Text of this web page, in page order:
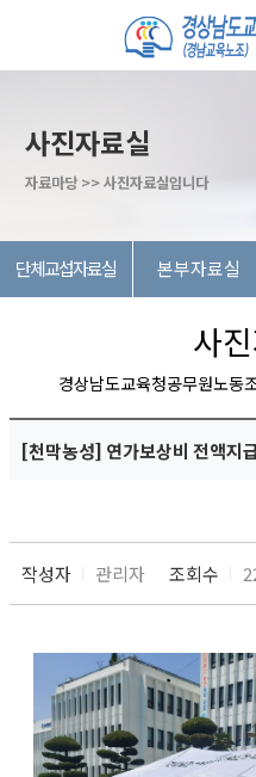
사진자료실
자료마당 >> 사진자료실입니다
단체교섭자료실 본부자료실
사
경상남도교육청공무원노동
[천막농성] 연가보상비 전액지
작성자 관리자 조회수